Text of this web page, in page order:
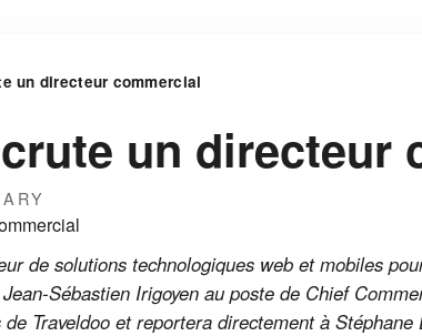
un directeur commercial
un directeur
de solutions technologiques web et mobiles
Sébastien Irigoyen au poste de Chief
Traveldoo et reportera directement à